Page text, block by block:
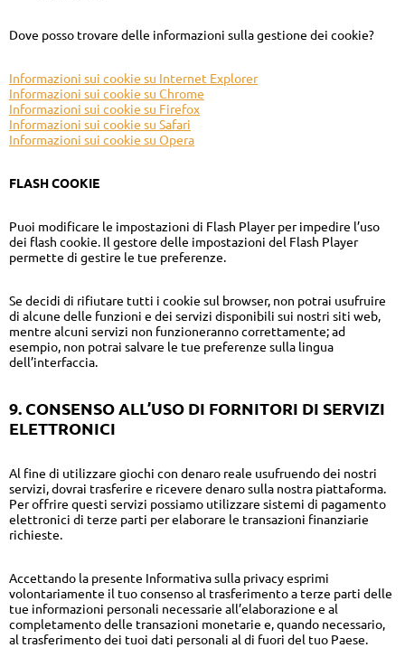
Dove posso trovare delle informazioni sulla gestione dei cookie?
Informazioni sui cookie su Internet Explorer
Informazioni sui cookie su Chrome
Informazioni sui cookie su Firefox
Informazioni sui cookie su Safari
Informazioni sui cookie su Opera
FLASH COOKIE
Puoi modificare le impostazioni di Flash Player per impedire l’uso
dei flash cookie. Il gestore delle impostazioni del Flash Player
permette di gestire le tue preferenze.
Se decidi di rifiutare tutti i cookie sul browser, non potrai usufruire
di alcune delle funzioni e dei servizi disponibili sui nostri siti web,
mentre alcuni servizi non funzioneranno correttamente; ad
esempio, non potrai salvare le tue preferenze sulla lingua
dell’interfaccia.
9. CONSENSO ALL’USO DI FORNITORI DI SERVIZI
ELETTRONICI
Al fine di utilizzare giochi con denaro reale usufruendo dei nostri
servizi, dovrai trasferire e ricevere denaro sulla nostra piattaforma.
Per offrire questi servizi possiamo utilizzare sistemi di pagamento
elettronici di terze parti per elaborare le transazioni finanziarie
richieste.
Accettando la presente Informativa sulla privacy esprimi
volontariamente il tuo consenso al trasferimento a terze parti delle
tue informazioni personali necessarie all’elaborazione e al
completamento delle transazioni monetarie e, quando necessario,
al trasferimento dei tuoi dati personali al di fuori del tuo Paese.